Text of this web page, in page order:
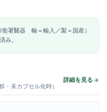
署醫器 輸＝輸入／製＝国産）
み。
未カプセル化時）
詳細を見る